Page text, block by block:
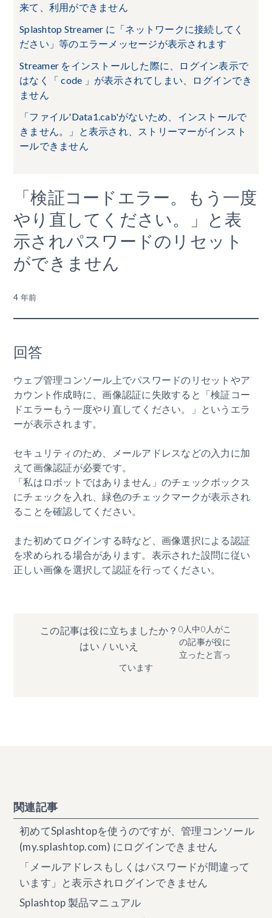
来て、利用ができません
Splashtop Streamer に「ネットワークに接続してく
ださい」等のエラーメッセージが表示されます
Streamer をインストールした際に、ログイン表示で
はなく「 code 」が表示されてしまい、ログインでき
ません
「ファイル'Data1.cab'がないため、インストールで
きません。」と表示され、ストリーマーがインスト
ールできません
「検証コードエラー。もう一度
やり直してください。」と表
示されパスワードのリセット
ができません
4 年前
回答
ウェブ管理コンソール上でパスワードのリセットやア
カウント作成時に、画像認証に失敗すると「検証コー
ドエラーもう一度やり直してください。」というエラ
ーが表示されます。
セキュリティのため、メールアドレスなどの入力に加
えて画像認証が必要です。
「私はロボットではありません」のチェックボックス
にチェックを入れ、緑色のチェックマークが表示され
ることを確認してください。
また初めてログインする時など、画像選択による認証
を求められる場合があります。表示された設問に従い
正しい画像を選択して認証を行ってください。
この記事は役に立ちましたか？
はい / いいえ
0人中0人がこ
の記事が役に
立ったと言っ
ています
関連記事
初めてSplashtopを使うのですが、管理コンソール
(my.splashtop.com) にログインできません
「メールアドレスもしくはパスワードが間違って
います」と表示されログインできません
Splashtop 製品マニュアル